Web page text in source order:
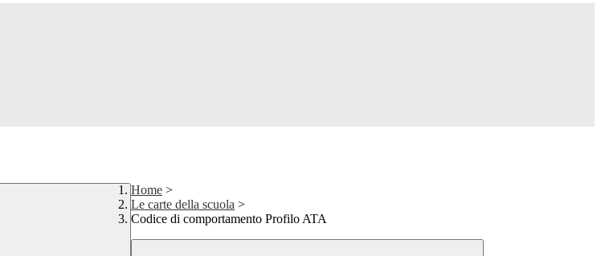
Home >
Le carte della scuola >
Codice di comportamento Profilo ATA